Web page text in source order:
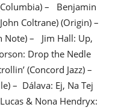
– Benjamin
Coltrane) (Origin) –
Note) – Jim Hall: Up,
Drop the Nedle
(Concord Jazz) –
– Dálava: Ej, Na Tej
& Nona Hendryx: